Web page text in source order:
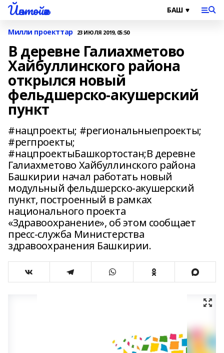
Йәнтөйәк
Милли проекттар 23 ИЮЛЯ 2019, 05:50
В деревне Галиахметово
Хайбуллинского района
открылся новый
фельдшерско-акушерский
пункт
#нацпроекты; #региональныепроекты;
#регпроекты;
#нацпроектыБашкортостан;В деревне
Галиахметово Хайбуллинского района
Башкирии начал работать новый
модульный фельдшерско-акушерский
пункт, построенный в рамках
национального проекта
«Здравоохранение», об этом сообщает
пресс-служба Министерства
здравоохранения Башкирии.